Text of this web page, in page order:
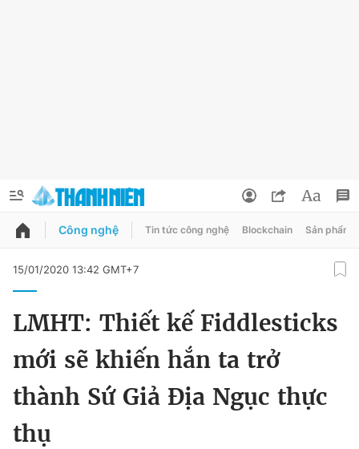
QUẢNG CÁO ĐẶT BÁO
Chuyên mục khác
Tin 24h
Đổi mật khẩu
Tin đã lưu
Tin đã xem
Đăng xuất
Công nghệ Tin tức công nghệ Blockchain Sản phẩm
15/01/2020 13:42 GMT+7
LMHT: Thiết kế Fiddlesticks
mới sẽ khiến hắn ta trở
thành Sứ Giả Địa Ngục thực
thụ